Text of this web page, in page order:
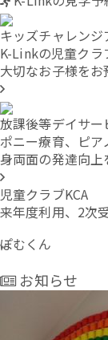
キッズチャレンジ
K-Linkの児童クラ
大切なお子様をお
放課後等デイサー
ポニー療育、ピ
身両面の発達向上
児童クラブKCA
来年度利用、2次
ぽむくん
お知らせ